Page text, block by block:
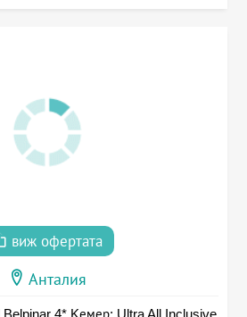
виж офертата
Анталия
Belpinar 4* Kемер: Ultra All Inclusive